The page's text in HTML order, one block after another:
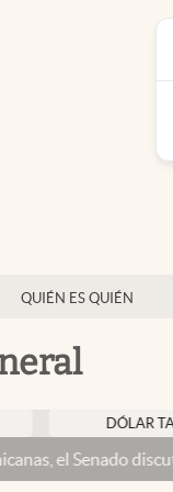
QUIÉN ES QUIÉN
DÓLAR TARJETA $
discute el proyecto